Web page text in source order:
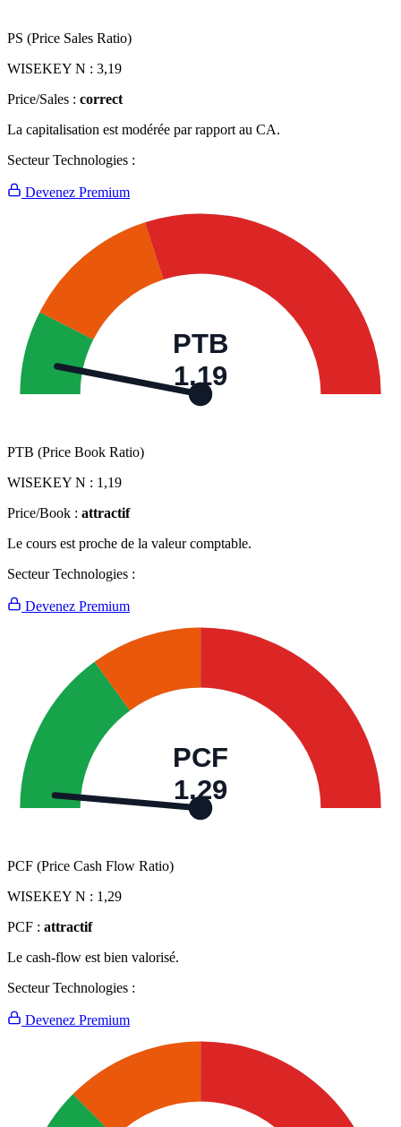
PS (Price Sales Ratio)
WISEKEY N : 3,19
Price/Sales : correct
La capitalisation est modérée par rapport au CA.
Secteur Technologies :
Devenez Premium
PTB
1,19
PTB (Price Book Ratio)
WISEKEY N : 1,19
Price/Book : attractif
Le cours est proche de la valeur comptable.
Secteur Technologies :
Devenez Premium
PCF
1,29
PCF (Price Cash Flow Ratio)
WISEKEY N : 1,29
PCF : attractif
Le cash-flow est bien valorisé.
Secteur Technologies :
Devenez Premium